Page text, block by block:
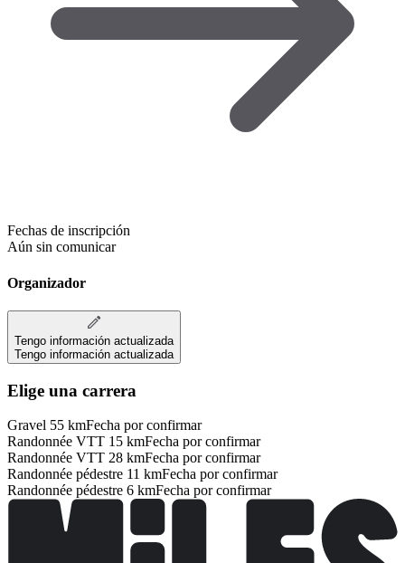
Fechas de inscripción
Aún sin comunicar
Organizador
Tengo información actualizada
Tengo información actualizada
Elige una carrera
Gravel 55 kmFecha por confirmar
Randonnée VTT 15 kmFecha por confirmar
Randonnée VTT 28 kmFecha por confirmar
Randonnée pédestre 11 kmFecha por confirmar
Randonnée pédestre 6 kmFecha por confirmar